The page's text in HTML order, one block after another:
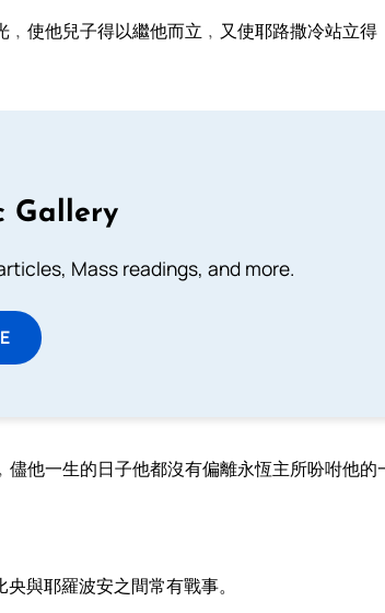
使他兒子得以繼他而立﹐又使耶路撒冷站立得
Gallery
Mass readings, and more.
他一生的日子他都沒有偏離永恆主所吩咐他的
與耶羅波安之間常有戰事。